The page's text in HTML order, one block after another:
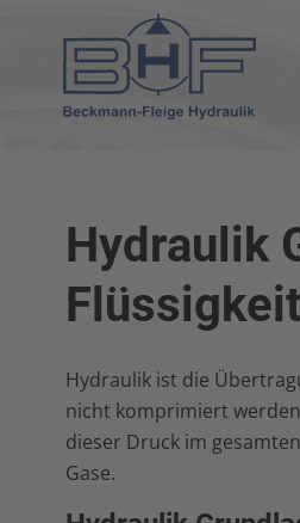
Hydraulik
Hydraulik ist die
nicht komprimiert
dieser Druck im
Gase.